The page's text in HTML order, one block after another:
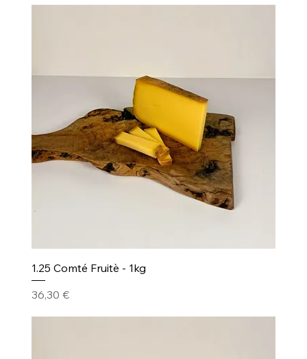
1.25 Comté Fruitè - 1kg
Prezzo
36,30 €